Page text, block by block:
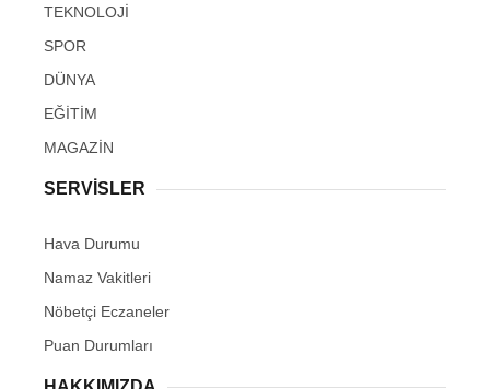
TEKNOLOJİ
SPOR
DÜNYA
EĞİTİM
MAGAZİN
SERVİSLER
Hava Durumu
Namaz Vakitleri
Nöbetçi Eczaneler
Puan Durumları